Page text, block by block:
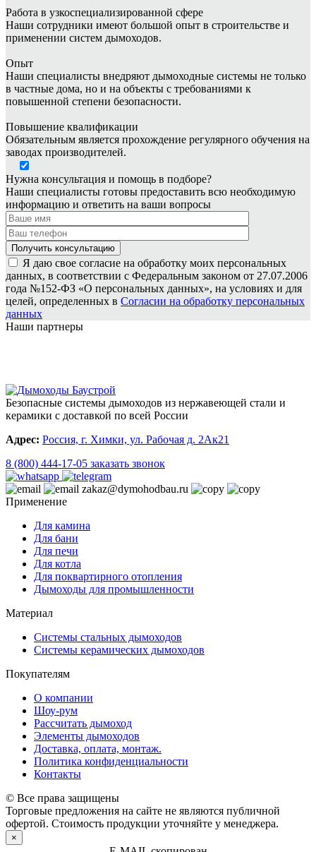
Работа в узкоспециализированной сфере
Наши сотрудники имеют большой опыт в строительстве и
применении систем дымоходов.
Опыт
Наши специалисты внедряют дымоходные системы не только
в частные дома, но и на объекты с требованиями к
повышенной степени безопасности.
Повышение квалификации
Обязательным является прохождение регулярного обучения на
заводах производителей.
Нужна консультация и помощь в подборе?
Наши специалисты готовы предоставить всю необходимую
информацию и ответить на ваши вопросы
Я даю свое согласие на обработку моих персональных
данных, в соответствии с Федеральным законом от 27.07.2006
года №152-ФЗ «О персональных данных», на условиях и для
целей, определенных в Согласии на обработку персональных
данных
Наши партнеры
Безопасные системы дымоходов из нержавеющей стали и
керамики с доставкой по всей России
Адрес: Россия, г. Химки, ул. Рабочая д. 2Ак21
8 (800) 444-17-05 заказать звонок
zakaz@dymohodbau.ru
Применение
Для камина
Для бани
Для печи
Для котла
Для поквартирного отопления
Дымоходы для промышленности
Материал
Системы стальных дымоходов
Системы керамических дымоходов
Покупателям
О компании
Шоу-рум
Рассчитать дымоход
Элементы дымоходов
Доставка, оплата, монтаж.
Политика конфиденциальности
Контакты
© Все права защищены
Торговые предложения на сайте не являются публичной
офертой. Стоимость продукции уточняйте у менеджера.
×